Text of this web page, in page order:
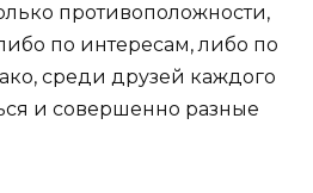
противоположности,
по интересам, либо по
среди друзей каждого
и совершенно разные